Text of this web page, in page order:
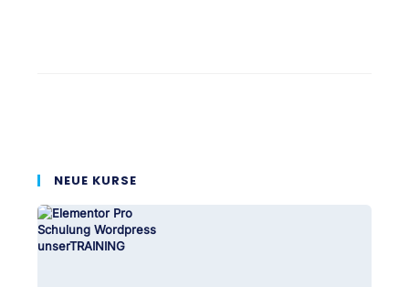
NEUE KURSE